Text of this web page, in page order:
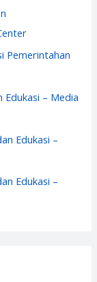
Pemerintahan
Edukasi – Media
Edukasi –
Edukasi –